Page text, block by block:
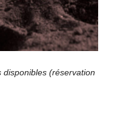
(réservation